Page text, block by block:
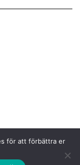
för att förbättra er